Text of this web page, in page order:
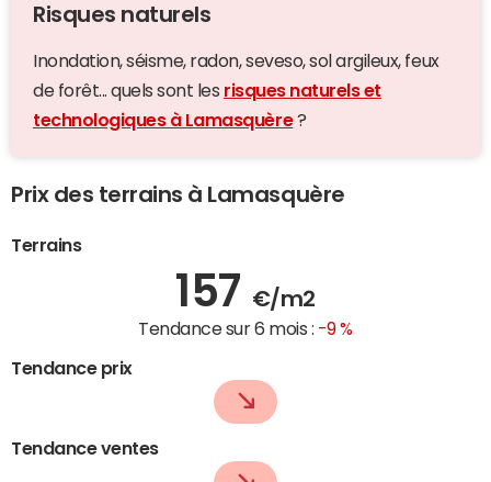
Risques naturels
Inondation, séisme, radon, seveso, sol argileux, feux
de forêt... quels sont les risques naturels et
technologiques à Lamasquère?
Prix des terrains à Lamasquère
Terrains
157 €/m2
Tendance sur 6 mois : -9 %
Tendance prix
Tendance ventes